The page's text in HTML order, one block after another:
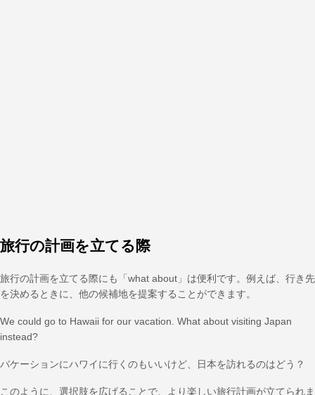
旅行の計画を立てる際
旅行の計画を立てる際にも「what about」は便利です。例えば、行き先
を決めるときに、他の候補地を提案することができます。
We could go to Hawaii for our vacation. What about visiting Japan
instead?
バケーションにハワイに行くのもいいけど、日本を訪れるのはどう？
このように、選択肢を広げることで、より楽しい旅行計画が立てられま